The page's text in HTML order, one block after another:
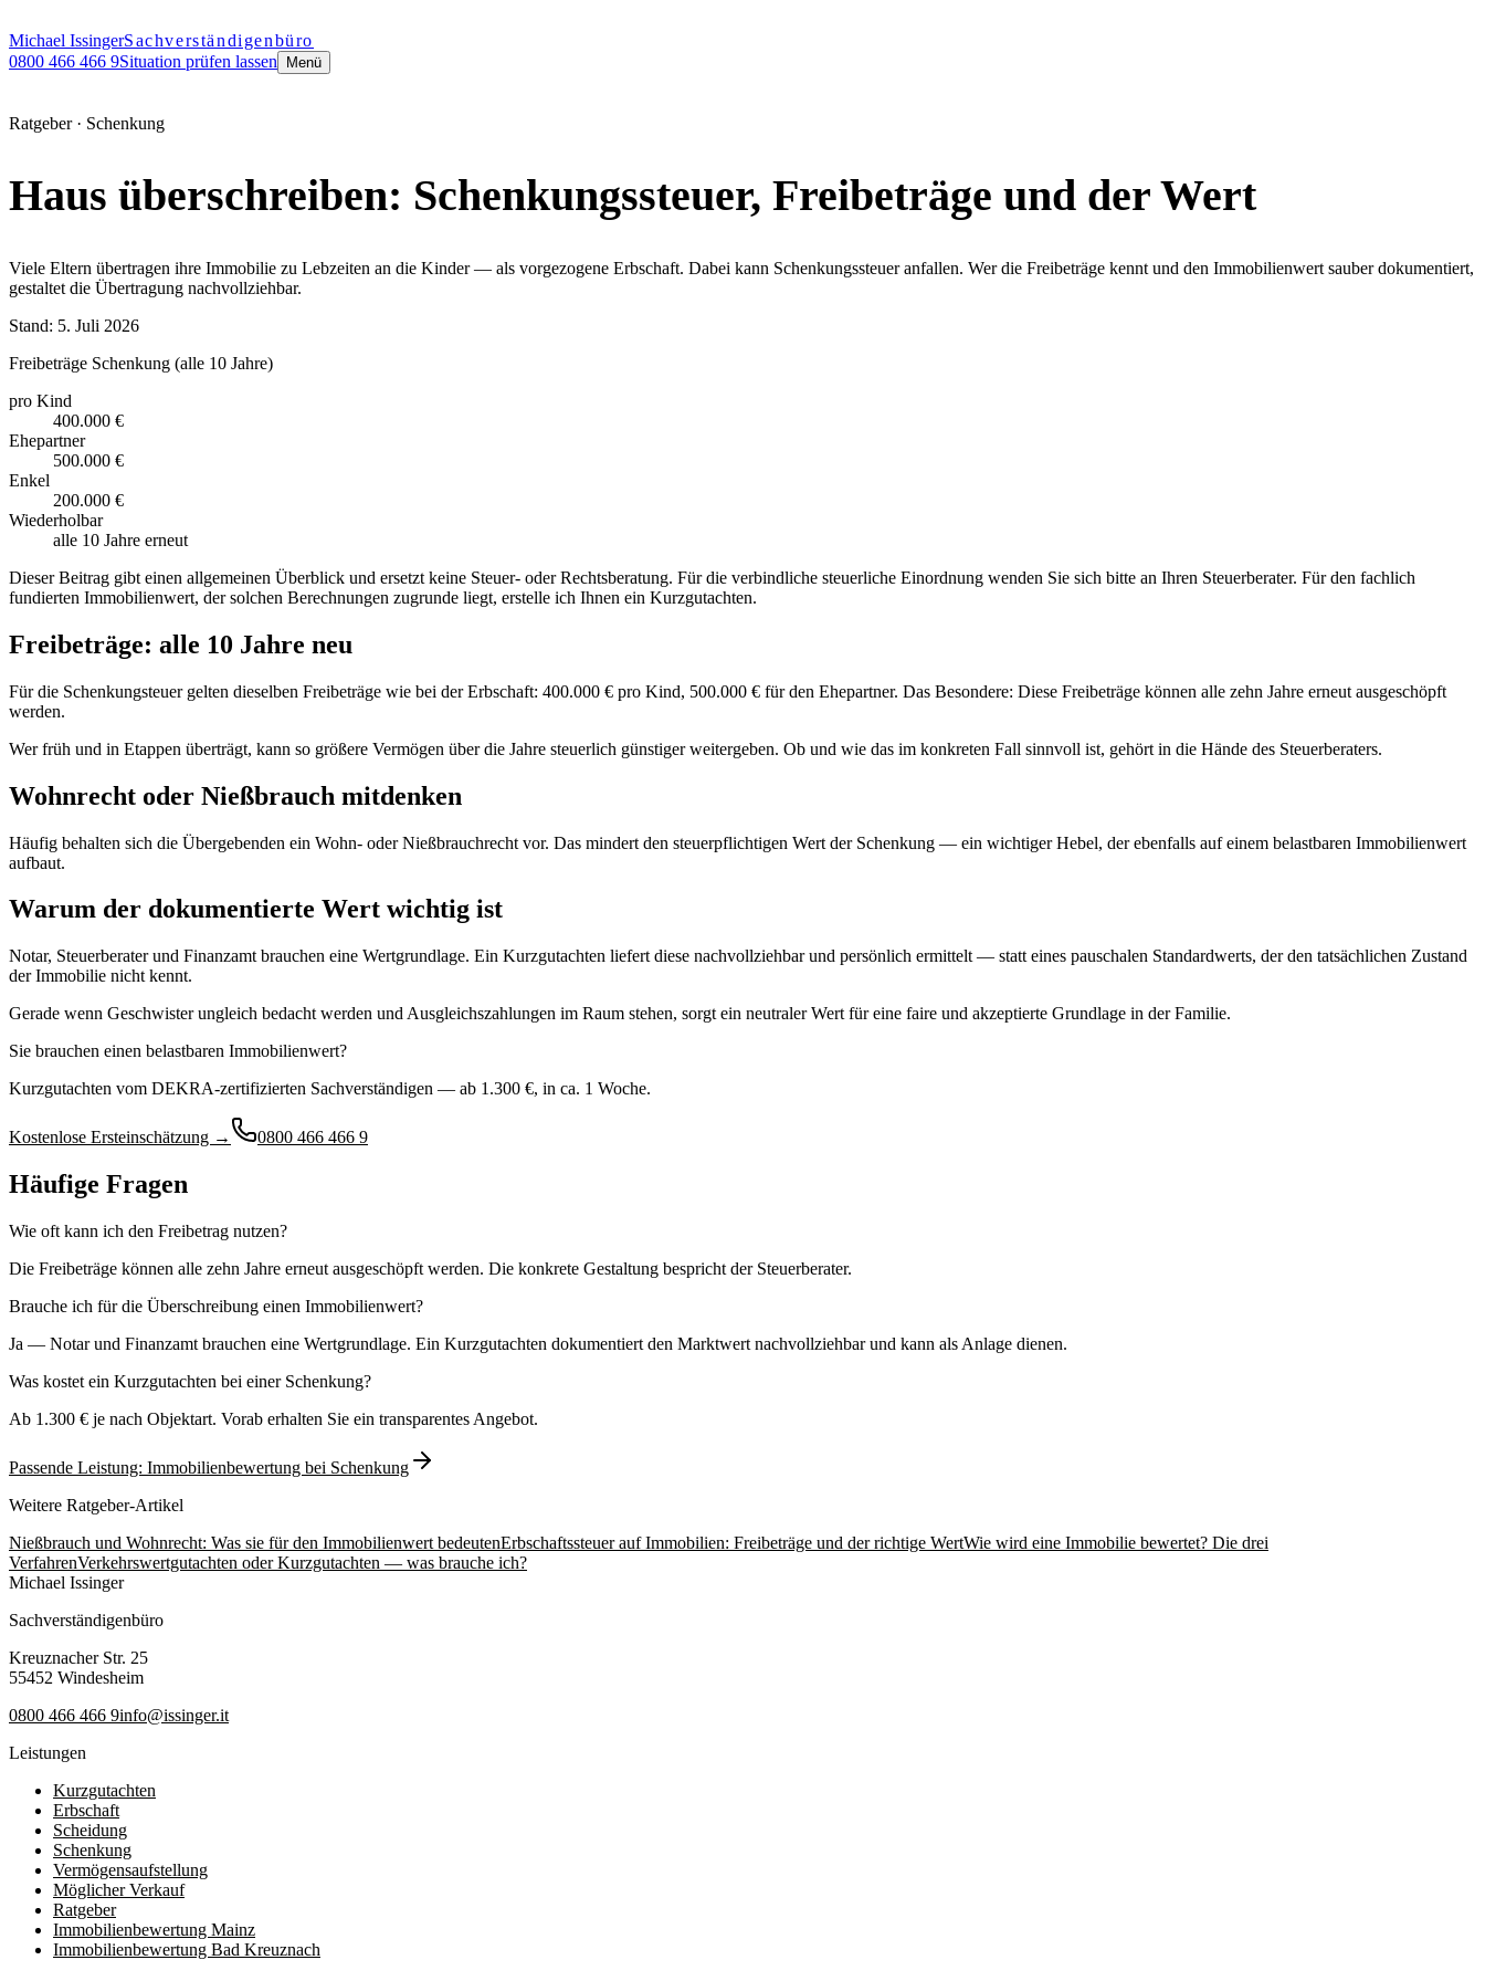
Michael IssingerSachverständigenbüro
0800 466 466 9Situation prüfen lassen Menü
Ratgeber · Schenkung
Haus überschreiben: Schenkungssteuer, Freibeträge und der Wert
Viele Eltern übertragen ihre Immobilie zu Lebzeiten an die Kinder — als vorgezogene Erbschaft. Dabei kann Schenkungssteuer anfallen. Wer die Freibeträge kennt und den Immobilienwert sauber dokumentiert,
gestaltet die Übertragung nachvollziehbar.
Stand: 5. Juli 2026
Freibeträge Schenkung (alle 10 Jahre)
pro Kind
400.000 €
Ehepartner
500.000 €
Enkel
200.000 €
Wiederholbar
alle 10 Jahre erneut
Dieser Beitrag gibt einen allgemeinen Überblick und ersetzt keine Steuer- oder Rechtsberatung. Für die verbindliche steuerliche Einordnung wenden Sie sich bitte an Ihren Steuerberater. Für den fachlich
fundierten Immobilienwert, der solchen Berechnungen zugrunde liegt, erstelle ich Ihnen ein Kurzgutachten.
Freibeträge: alle 10 Jahre neu
Für die Schenkungsteuer gelten dieselben Freibeträge wie bei der Erbschaft: 400.000 € pro Kind, 500.000 € für den Ehepartner. Das Besondere: Diese Freibeträge können alle zehn Jahre erneut ausgeschöpft
werden.
Wer früh und in Etappen überträgt, kann so größere Vermögen über die Jahre steuerlich günstiger weitergeben. Ob und wie das im konkreten Fall sinnvoll ist, gehört in die Hände des Steuerberaters.
Wohnrecht oder Nießbrauch mitdenken
Häufig behalten sich die Übergebenden ein Wohn- oder Nießbrauchrecht vor. Das mindert den steuerpflichtigen Wert der Schenkung — ein wichtiger Hebel, der ebenfalls auf einem belastbaren Immobilienwert
aufbaut.
Warum der dokumentierte Wert wichtig ist
Notar, Steuerberater und Finanzamt brauchen eine Wertgrundlage. Ein Kurzgutachten liefert diese nachvollziehbar und persönlich ermittelt — statt eines pauschalen Standardwerts, der den tatsächlichen Zustand
der Immobilie nicht kennt.
Gerade wenn Geschwister ungleich bedacht werden und Ausgleichszahlungen im Raum stehen, sorgt ein neutraler Wert für eine faire und akzeptierte Grundlage in der Familie.
Sie brauchen einen belastbaren Immobilienwert?
Kurzgutachten vom DEKRA-zertifizierten Sachverständigen — ab 1.300 €, in ca. 1 Woche.
Kostenlose Ersteinschätzung → 0800 466 466 9
Häufige Fragen
Wie oft kann ich den Freibetrag nutzen?
Die Freibeträge können alle zehn Jahre erneut ausgeschöpft werden. Die konkrete Gestaltung bespricht der Steuerberater.
Brauche ich für die Überschreibung einen Immobilienwert?
Ja — Notar und Finanzamt brauchen eine Wertgrundlage. Ein Kurzgutachten dokumentiert den Marktwert nachvollziehbar und kann als Anlage dienen.
Was kostet ein Kurzgutachten bei einer Schenkung?
Ab 1.300 € je nach Objektart. Vorab erhalten Sie ein transparentes Angebot.
Passende Leistung: Immobilienbewertung bei Schenkung
Weitere Ratgeber-Artikel
Nießbrauch und Wohnrecht: Was sie für den Immobilienwert bedeutenErbschaftssteuer auf Immobilien: Freibeträge und der richtige WertWie wird eine Immobilie bewertet? Die drei
VerfahrenVerkehrswertgutachten oder Kurzgutachten — was brauche ich?
Michael Issinger
Sachverständigenbüro
Kreuznacher Str. 25
55452 Windesheim
0800 466 466 9info@issinger.it
Leistungen
Kurzgutachten
Erbschaft
Scheidung
Schenkung
Vermögensaufstellung
Möglicher Verkauf
Ratgeber
Immobilienbewertung Mainz
Immobilienbewertung Bad Kreuznach